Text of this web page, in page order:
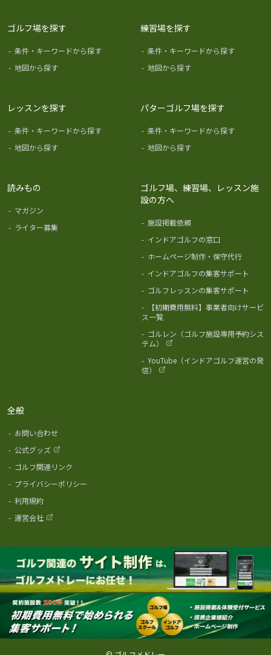
ゴルフ場を探す
- 条件・キーワードから探す
- 地図から探す
練習場を探す
- 条件・キーワードから探す
- 地図から探す
レッスンを探す
- 条件・キーワードから探す
- 地図から探す
パターゴルフ場を探す
- 条件・キーワードから探す
- 地図から探す
読みもの
- マガジン
- ライター募集
ゴルフ場、練習場、レッスン施
設の方へ
- 施設掲載依頼
- インドアゴルフの窓口
- ホームページ制作・保守代行
- インドアゴルフの集客サポート
- ゴルフレッスンの集客サポート
-
【初期費用無料】事業者向けサービ
ス一覧
- ゴルレン（ゴルフ施設専用予約シス
テム）
- YouTube（インドアゴルフ運営の発
信）
全般
- お問い合わせ
- 公式グッズ
- ゴルフ関連リンク
- プライバシーポリシー
- 利用規約
- 運営会社